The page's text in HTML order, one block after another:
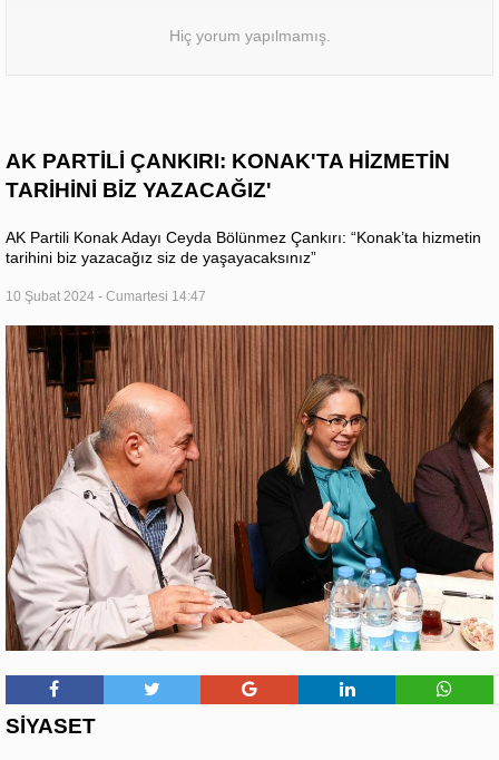
Hiç yorum yapılmamış.
AK PARTİLİ ÇANKIRI: KONAK'TA HİZMETİN
TARİHİNİ BİZ YAZACAĞIZ'
AK Partili Konak Adayı Ceyda Bölünmez Çankırı: “Konak’ta hizmetin
tarihini biz yazacağız siz de yaşayacaksınız”
10 Şubat 2024 - Cumartesi 14:47
SİYASET